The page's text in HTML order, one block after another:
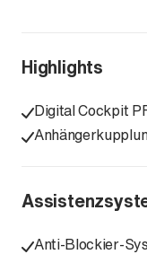
Highlights
Digital Cockpit
Anti-Blockier-